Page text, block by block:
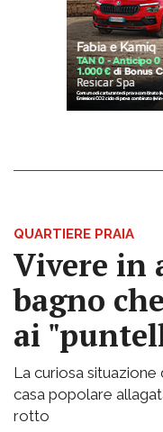
QUARTIERE PRAIA
Vivere in
bagno
ai
La curiosa situazione
casa popolare
rotto